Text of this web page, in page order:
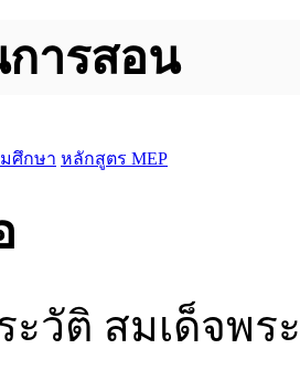
การสอน
ศึกษา หลักสูตร MEP
ะวัติ สมเด็จพร